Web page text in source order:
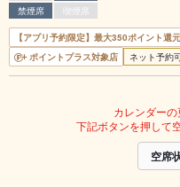
禁煙席
喫煙席
【アプリ予約限定】最大350ポイント還
ポイントプラス対象店
ネット予約
カレンダーの
下記ボタンを押して
空席